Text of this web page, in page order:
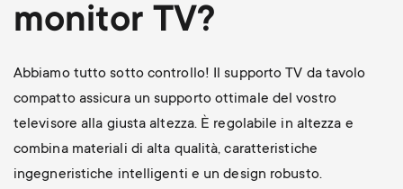
monitor TV?
Abbiamo tutto sotto controllo! Il supporto TV da tavolo
compatto assicura un supporto ottimale del vostro
televisore alla giusta altezza. È regolabile in altezza e
combina materiali di alta qualità, caratteristiche
ingegneristiche intelligenti e un design robusto.